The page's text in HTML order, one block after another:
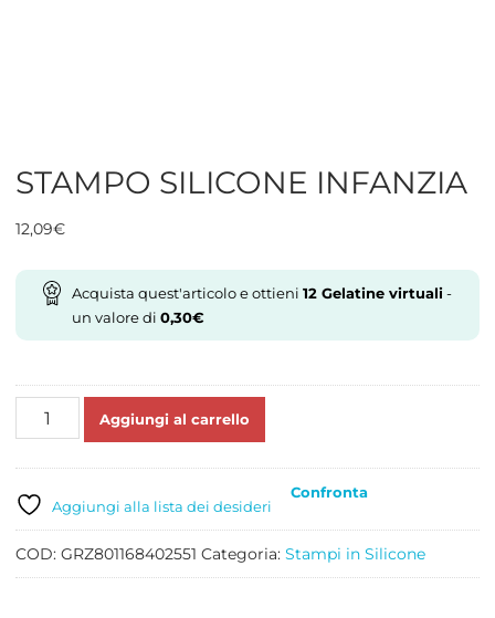
STAMPO SILICONE INFANZIA
12,09€
Acquista quest'articolo e ottieni 12Gelatine virtuali-
un valore di 0,30€
STAMPO
Aggiungi al carrello
Aggiungi alla lista dei desideri
Confronta
COD: GRZ801168402551 Categoria: Stampi in Silicone